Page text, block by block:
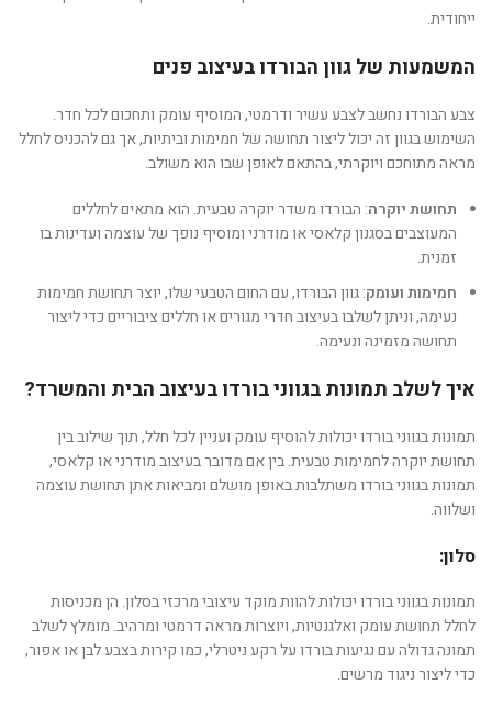
ייחודית.
המשמעות של גוון הבורדו בעיצוב פנים
צבע הבורדו נחשב לצבע עשיר ודרמטי, המוסיף עומק ותחכום לכל חדר.
השימוש בגוון זה יכול ליצור תחושה של חמימות וביתיות, אך גם להכניס לחלל
מראה מתוחכם ויוקרתי, בהתאם לאופן שבו הוא משולב.
תחושת יוקרה: הבורדו משדר יוקרה טבעית. הוא מתאים לחללים
המעוצבים בסגנון קלאסי או מודרני ומוסיף נופך של עוצמה ועדינות בו
זמנית.
חמימות ועומק: גוון הבורדו, עם החום הטבעי שלו, יוצר תחושת חמימות
נעימה, וניתן לשלבו בעיצוב חדרי מגורים או חללים ציבוריים כדי ליצור
תחושה מזמינה ונעימה.
איך לשלב תמונות בגווני בורדו בעיצוב הבית והמשרד?
תמונות בגווני בורדו יכולות להוסיף עומק ועניין לכל חלל, תוך שילוב בין
תחושת יוקרה לחמימות טבעית. בין אם מדובר בעיצוב מודרני או קלאסי,
תמונות בגווני בורדו משתלבות באופן מושלם ומביאות אתן תחושת עוצמה
ושלווה.
סלון:
תמונות בגווני בורדו יכולות להוות מוקד עיצובי מרכזי בסלון. הן מכניסות
לחלל תחושת עומק ואלגנטיות, ויוצרות מראה דרמטי ומרהיב. מומלץ לשלב
תמונה גדולה עם נגיעות בורדו על רקע ניטרלי, כמו קירות בצבע לבן או אפור,
כדי ליצור ניגוד מרשים.